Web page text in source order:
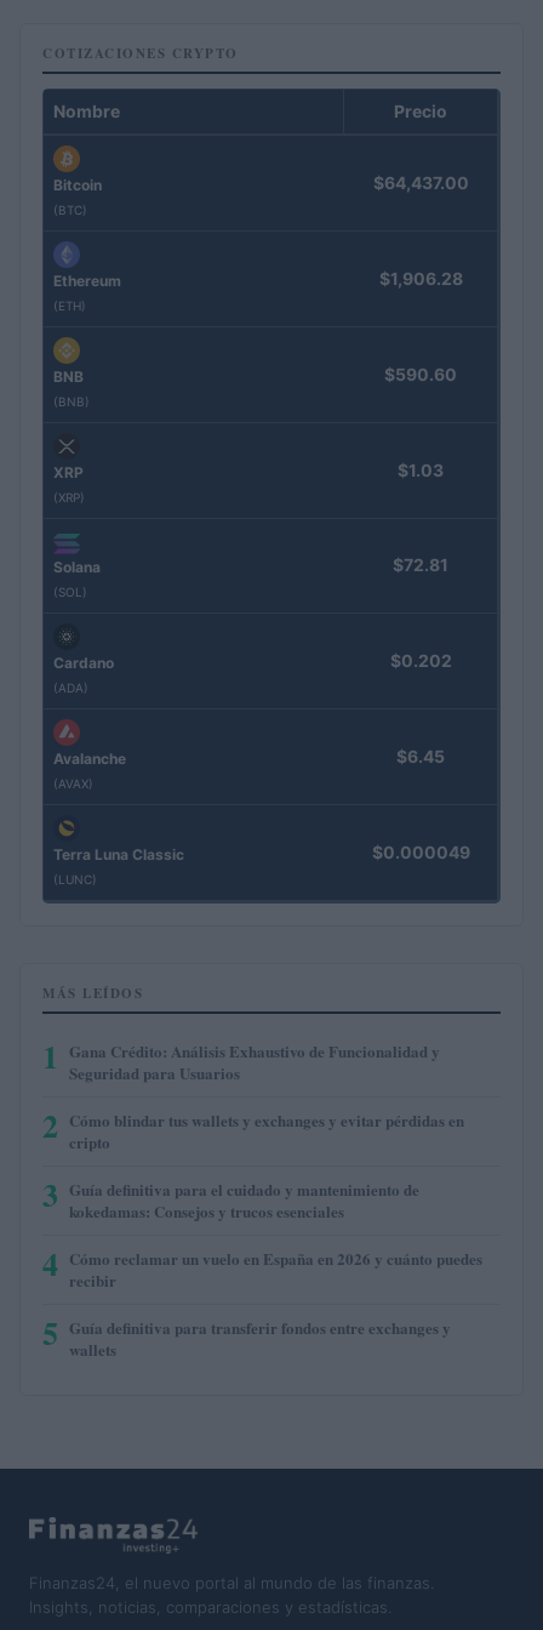
COTIZACIONES CRYPTO
Nombre Precio
Bitcoin
(BTC)
$64,437.00
Ethereum
(ETH)
$1,906.28
BNB
(BNB)
$590.60
XRP
(XRP)
$1.03
Solana
(SOL)
$72.81
Cardano
(ADA)
$0.202
Avalanche
(AVAX)
$6.45
Terra Luna Classic
(LUNC)
$0.000049
MÁS LEÍDOS
1
Gana Crédito: Análisis Exhaustivo de Funcionalidad y
Seguridad para Usuarios
2 Cómo blindar tus wallets y exchanges y evitar pérdidas en
cripto
3 Guía definitiva para el cuidado y mantenimiento de
kokedamas: Consejos y trucos esenciales
4 Cómo reclamar un vuelo en España en 2026 y cuánto puedes
recibir
5 Guía definitiva para transferir fondos entre exchanges y
wallets
Finanzas24, el nuevo portal al mundo de las finanzas.
Insights, noticias, comparaciones y estadísticas.